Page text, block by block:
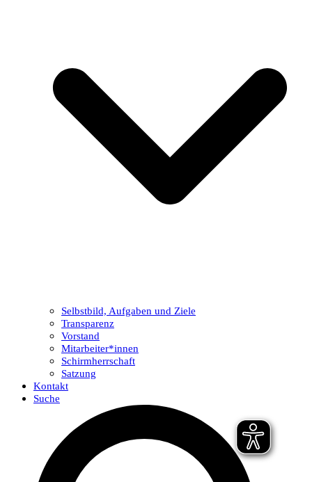
Selbstbild, Aufgaben und Ziele
Transparenz
Vorstand
Mitarbeiter*innen
Schirmherrschaft
Satzung
Kontakt
Suche